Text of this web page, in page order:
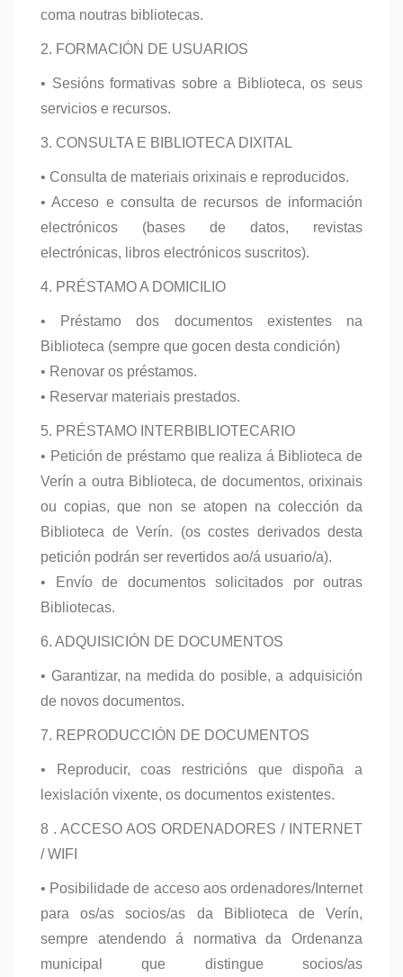
coma noutras bibliotecas.
2. FORMACIÓN DE USUARIOS
• Sesións formativas sobre a Biblioteca, os seus
servicios e recursos.
3. CONSULTA E BIBLIOTECA DIXITAL
• Consulta de materiais orixinais e reproducidos.
• Acceso e consulta de recursos de información
electrónicos (bases de datos, revistas
electrónicas, libros electrónicos suscritos).
4. PRÉSTAMO A DOMICILIO
• Préstamo dos documentos existentes na
Biblioteca (sempre que gocen desta condición)
• Renovar os préstamos.
• Reservar materiais prestados.
5. PRÉSTAMO INTERBIBLIOTECARIO
• Petición de préstamo que realiza á Biblioteca de
Verín a outra Biblioteca, de documentos, orixinais
ou copias, que non se atopen na colección da
Biblioteca de Verín. (os costes derivados desta
petición podrán ser revertidos ao/á usuario/a).
• Envío de documentos solicitados por outras
Bibliotecas.
6. ADQUISICIÓN DE DOCUMENTOS
• Garantizar, na medida do posible, a adquisición
de novos documentos.
7. REPRODUCCIÓN DE DOCUMENTOS
• Reproducir, coas restricións que dispoña a
lexislación vixente, os documentos existentes.
8 . ACCESO AOS ORDENADORES / INTERNET
/ WIFI
• Posibilidade de acceso aos ordenadores/Internet
para os/as socios/as da Biblioteca de Verín,
sempre atendendo á normativa da Ordenanza
municipal que distingue socios/as